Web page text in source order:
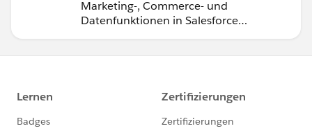
Marketing-, Commerce- und
Datenfunktionen in Salesforce